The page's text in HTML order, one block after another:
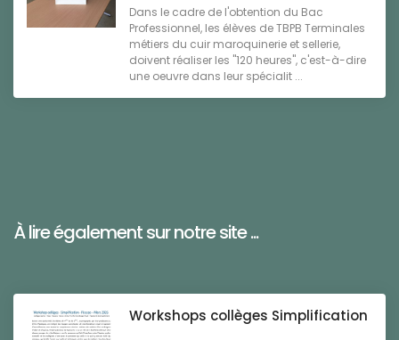
Dans le cadre de l'obtention du Bac
Professionnel, les élèves de TBPB Terminales
métiers du cuir maroquinerie et sellerie,
doivent réaliser les "120 heures", c'est-à-dire
une oeuvre dans leur spécialit ...
À lire également sur notre site ...
Workshops collèges Simplification